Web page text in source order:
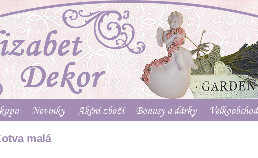
Novinky Akční zboží Bonusy a dárky Velkoobchod
malá